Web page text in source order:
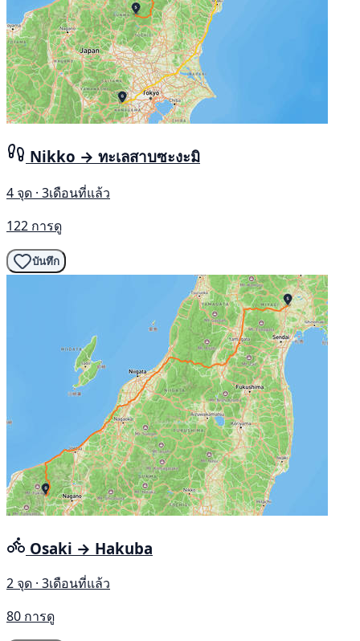
Nikko → ทะเลสาบซะงะมิ
4 จุด · 3เดือนที่แล้ว
122 การดู
บันทึก
Osaki → Hakuba
2 จุด · 3เดือนที่แล้ว
80 การดู